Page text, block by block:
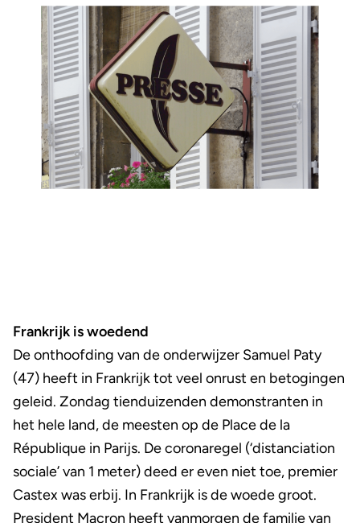
Frankrijk is woedend
De onthoofding van de onderwijzer Samuel Paty
(47) heeft in Frankrijk tot veel onrust en betogingen
geleid. Zondag tienduizenden demonstranten in
het hele land, de meesten op de Place de la
République in Parijs. De coronaregel (‘distanciation
sociale’ van 1 meter) deed er even niet toe, premier
Castex was erbij. In Frankrijk is de woede groot.
President Macron heeft vanmorgen de familie van